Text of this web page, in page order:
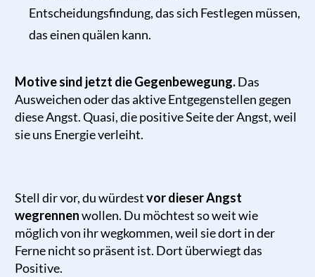
Entscheidungsfindung, das sich Festlegen müssen,
das einen quälen kann.
Motive sind jetzt die Gegenbewegung.Das
Ausweichen oder das aktive Entgegenstellen gegen
diese Angst. Quasi, die positive Seite der Angst, weil
sie uns Energie verleiht.
Stell dir vor, du würdestvor dieser Angst
wegrennenwollen. Du möchtest so weit wie
möglich von ihr wegkommen, weil sie dort in der
Ferne nicht so präsent ist. Dort überwiegt das
Positive.